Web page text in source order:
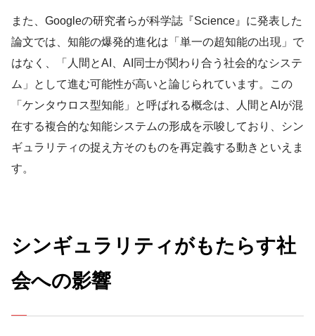
また、Googleの研究者らが科学誌『Science』に発表した
論文では、知能の爆発的進化は「単一の超知能の出現」で
はなく、「人間とAI、AI同士が関わり合う社会的なシステ
ム」として進む可能性が高いと論じられています。この
「ケンタウロス型知能」と呼ばれる概念は、人間とAIが混
在する複合的な知能システムの形成を示唆しており、シン
ギュラリティの捉え方そのものを再定義する動きといえま
す。
シンギュラリティがもたらす社
会への影響